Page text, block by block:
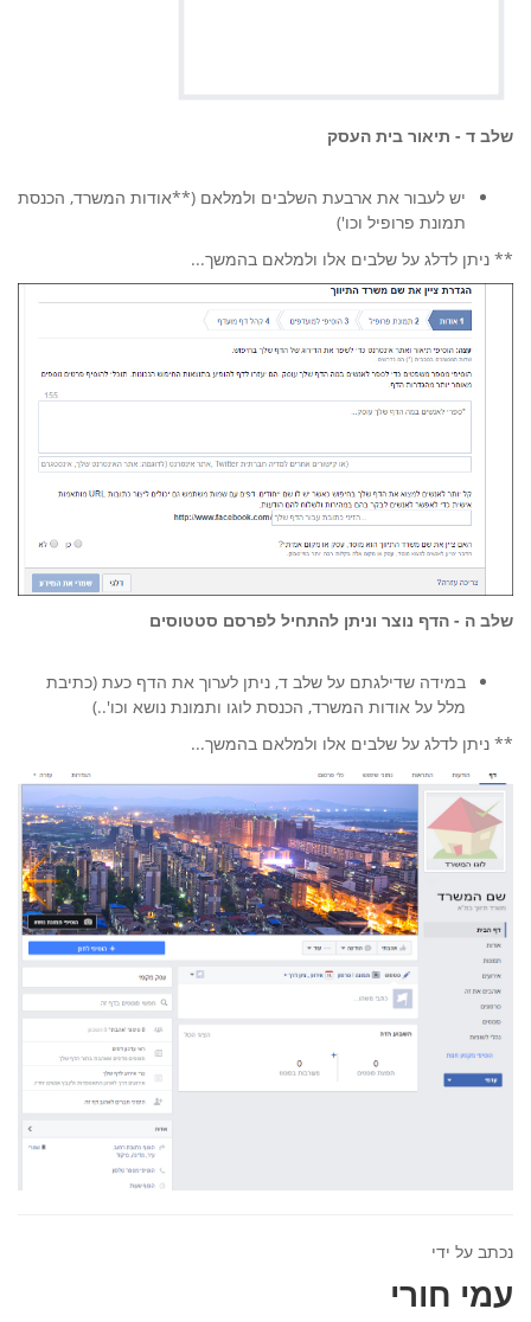
שלב ד - תיאור בית העסק
יש לעבור את ארבעת השלבים ולמלאם (**אודות המשרד, הכנסת
תמונת פרופיל וכו')
** ניתן לדלג על שלבים אלו ולמלאם בהמשך...
שלב ה - הדף נוצר וניתן להתחיל לפרסם סטטוסים
במידה שדילגתם על שלב ד, ניתן לערוך את הדף כעת (כתיבת
מלל על אודות המשרד, הכנסת לוגו ותמונת נושא וכו'..)
** ניתן לדלג על שלבים אלו ולמלאם בהמשך...
נכתב על ידי
עמי חורי